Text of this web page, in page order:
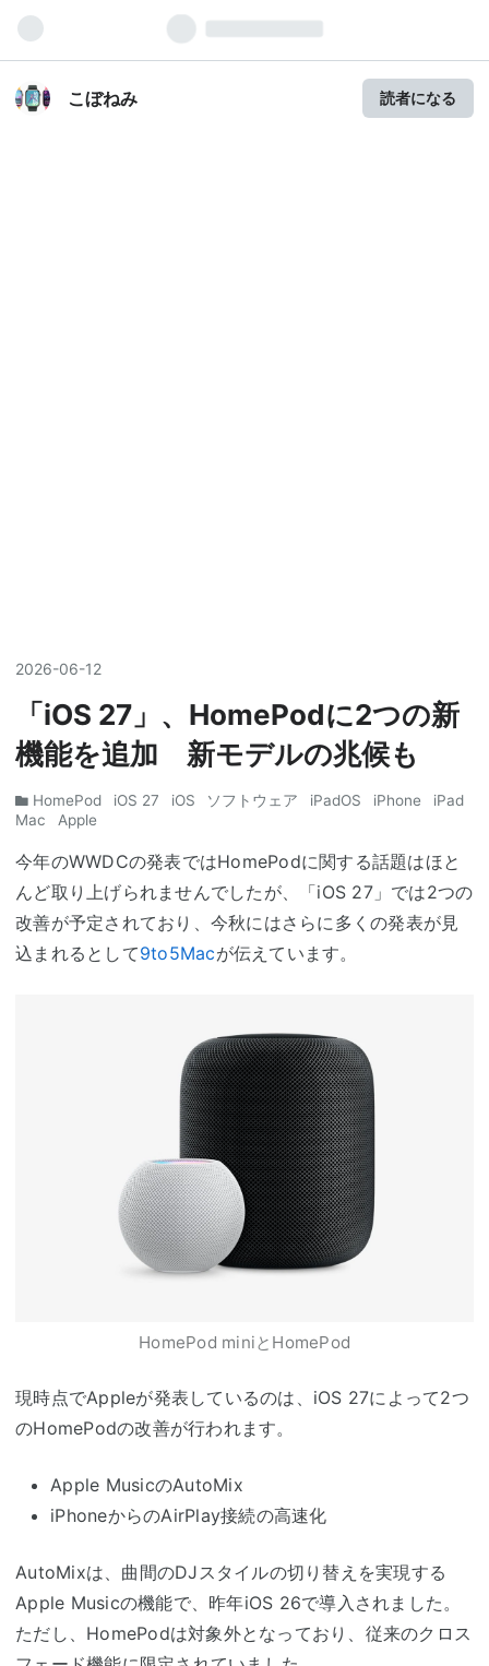
こぼねみ 読者になる
2026-06-12
「iOS 27」、HomePodに2つの新
機能を追加 新モデルの兆候も
HomePod iOS 27 iOS ソフトウェア iPadOS iPhone
iPad
Mac
Apple
今年のWWDCの発表ではHomePodに関する話題はほと
んど取り上げられませんでしたが、「iOS 27」では2つの
改善が予定されており、今秋にはさらに多くの発表が見
込まれるとして9to5Macが伝えています。
HomePod miniとHomePod
現時点でAppleが発表しているのは、iOS 27によって2つ
のHomePodの改善が行われます。
Apple MusicのAutoMix
iPhoneからのAirPlay接続の高速化
AutoMixは、曲間のDJスタイルの切り替えを実現する
Apple Musicの機能で、昨年iOS 26で導入されました。
ただし、HomePodは対象外となっており、従来のクロス